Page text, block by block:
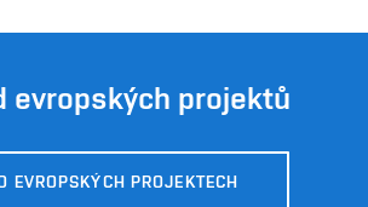
evropských projektů
EVROPSKÝCH PROJEKTECH